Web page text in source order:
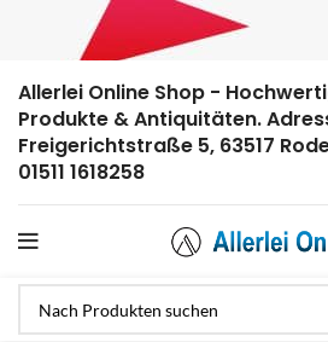
Allerlei Online Shop -
Produkte & Antiquitäten.
Freigerichtstraße 5, 63517
01511 1618258